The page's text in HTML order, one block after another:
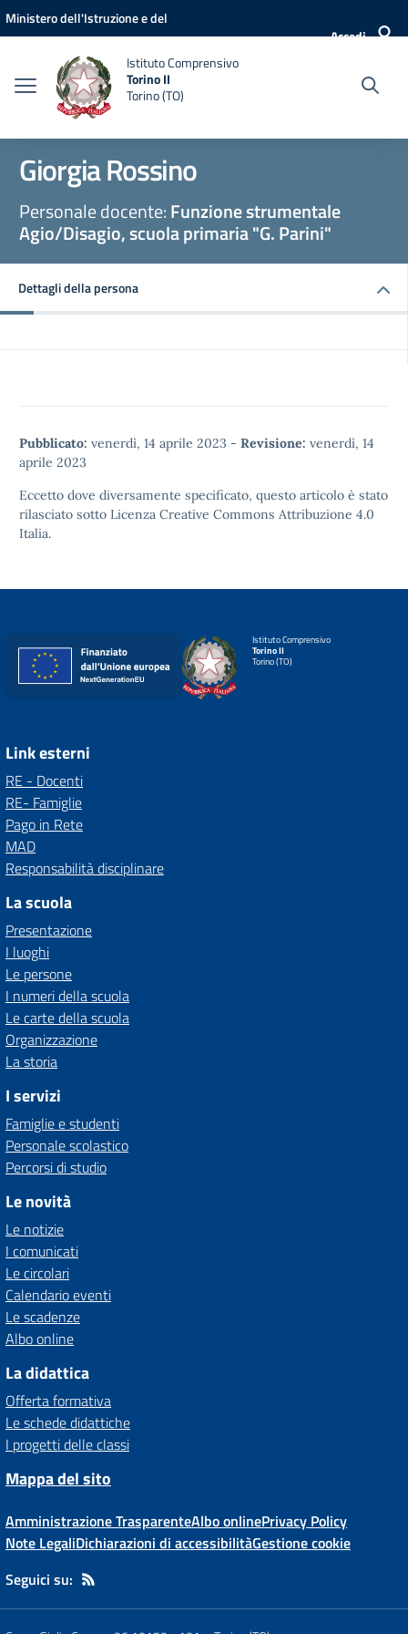
Vai ai contenuti
Vai al menu di navigazione
Vai al footer
Ministero dell'Istruzione e del
Accedi
Istituto Comprensivo
Torino II
Torino (TO)
Giorgia Rossino
Personale docente:Funzione strumentale
Agio/Disagio, scuola primaria "G. Parini"
Dettagli della persona
Pubblicato: venerdì, 14 aprile 2023 - Revisione: venerdì, 14
aprile 2023
Eccetto dove diversamente specificato, questo articolo è stato
rilasciato sotto Licenza Creative Commons Attribuzione 4.0
Italia.
Istituto Comprensivo
Torino II
Torino (TO)
Link esterni
RE - Docenti
RE- Famiglie
Pago in Rete
MAD
Responsabilità disciplinare
La scuola
Presentazione
I luoghi
Le persone
I numeri della scuola
Le carte della scuola
Organizzazione
La storia
I servizi
Famiglie e studenti
Personale scolastico
Percorsi di studio
Le novità
Le notizie
I comunicati
Le circolari
Calendario eventi
Le scadenze
Albo online
La didattica
Offerta formativa
Le schede didattiche
I progetti delle classi
Mappa del sito
Amministrazione TrasparenteAlbo onlinePrivacy Policy
Note LegaliDichiarazioni di accessibilitàGestione cookie
Seguici su: